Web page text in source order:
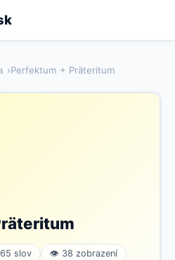
Perfektum + Präteritum
slov
👁 38 zobrazení